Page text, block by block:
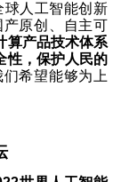
球人工智能创新
原创、自主可
算产品技术体系
性，保护人民的
们希望能够为上